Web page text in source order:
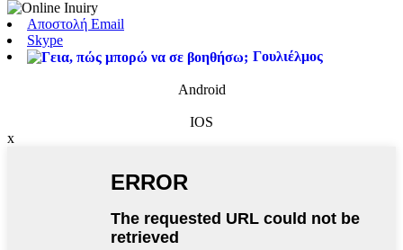
Αποστολή Email
Skype
Γουλιέλμος
Android
IOS
x